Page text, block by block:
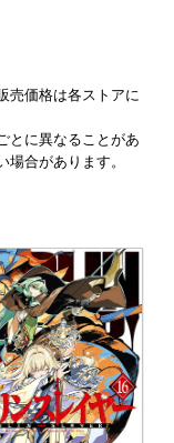
売価格は各ストアに
とに異なることがあ
合があります。